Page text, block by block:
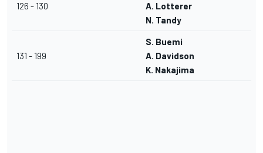
126 - 130
A. Lotterer
N. Tandy
131 - 199
S. Buemi
A. Davidson
K. Nakajima